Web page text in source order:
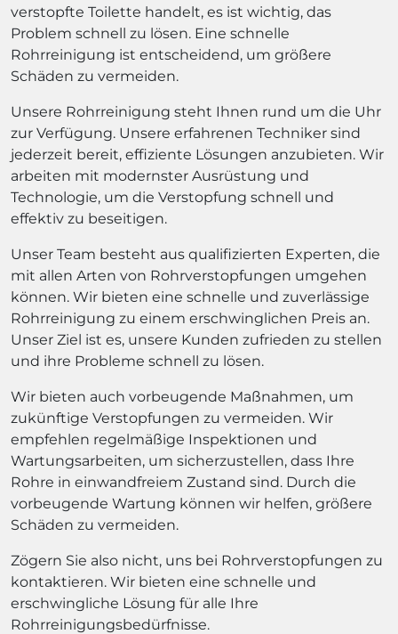
verstopfte Toilette handelt, es ist wichtig, das
Problem schnell zu lösen. Eine schnelle
Rohrreinigung ist entscheidend, um größere
Schäden zu vermeiden.
Unsere Rohrreinigung steht Ihnen rund um die Uhr
zur Verfügung. Unsere erfahrenen Techniker sind
jederzeit bereit, effiziente Lösungen anzubieten. Wir
arbeiten mit modernster Ausrüstung und
Technologie, um die Verstopfung schnell und
effektiv zu beseitigen.
Unser Team besteht aus qualifizierten Experten, die
mit allen Arten von Rohrverstopfungen umgehen
können. Wir bieten eine schnelle und zuverlässige
Rohrreinigung zu einem erschwinglichen Preis an.
Unser Ziel ist es, unsere Kunden zufrieden zu stellen
und ihre Probleme schnell zu lösen.
Wir bieten auch vorbeugende Maßnahmen, um
zukünftige Verstopfungen zu vermeiden. Wir
empfehlen regelmäßige Inspektionen und
Wartungsarbeiten, um sicherzustellen, dass Ihre
Rohre in einwandfreiem Zustand sind. Durch die
vorbeugende Wartung können wir helfen, größere
Schäden zu vermeiden.
Zögern Sie also nicht, uns bei Rohrverstopfungen zu
kontaktieren. Wir bieten eine schnelle und
erschwingliche Lösung für alle Ihre
Rohrreinigungsbedürfnisse.